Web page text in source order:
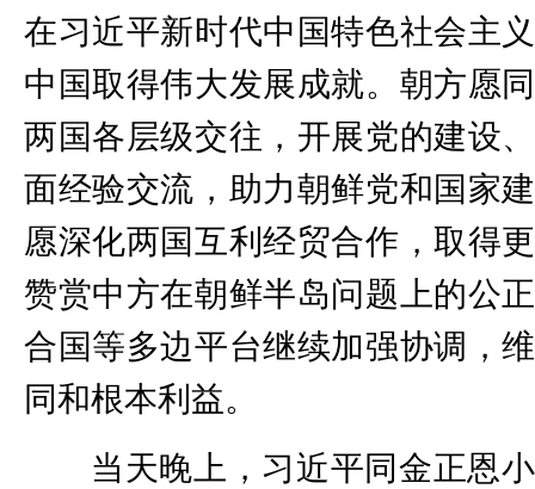
在习近平新时代中国特色社会主
中国取得伟大发展成就。朝方愿
两国各层级交往，开展党的建设
面经验交流，助力朝鲜党和国家
愿深化两国互利经贸合作，取得
赞赏中方在朝鲜半岛问题上的公
合国等多边平台继续加强协调，
同和根本利益。
当天晚上，习近平同金正恩